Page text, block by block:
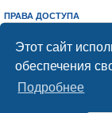
Этот сайт
обеспечения
Подробнее
ПРАВА ДОСТУПА
Выне можетеотвечать
Выне можете
Выне можетеудалять
добавлять